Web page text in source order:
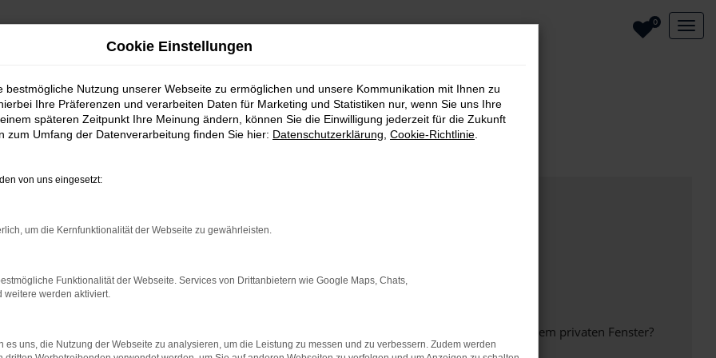
0
bestimmter Seiten verhindern. Funktioniert die Seite in einem anderen Browser oder in einem privaten Fenster?
Cookie Einstellungen
bestmögliche Nutzung unserer Webseite zu ermöglichen und unsere Kommunikation mit Ihnen zu
Ihre Präferenzen und verarbeiten Daten für Marketing und Statistiken nur, wenn Sie uns Ihre
späteren Zeitpunkt Ihre Meinung ändern, können Sie die Einwilligung jederzeit für die Zukunft
zum Umfang der Datenverarbeitung finden Sie hier: Datenschutzerklärung Cookie-Richtlinie
von uns eingesetzt:
um die Kernfunktionalität der Webseite zu gewährleisten.
Funktionalität der Webseite. Services von Drittanbietern wie Google Maps, Chats,
weitere werden aktiviert.
es uns, die Nutzung der Webseite zu analysieren, um die Leistung zu messen und zu verbessern. Zudem werden